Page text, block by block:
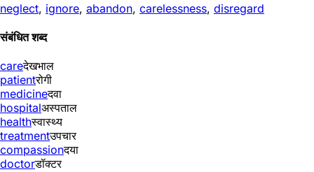
neglect, ignore, abandon, carelessness, disregard
संबंधित शब्द
careदेखभाल
patientरोगी
medicineदवा
hospitalअस्पताल
healthस्वास्थ्य
treatmentउपचार
compassionदया
doctorडॉक्टर